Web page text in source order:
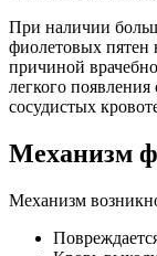
При наличии
фиолетовых пятен
причиной
легкого
сосудистых
Механизм
Механизм